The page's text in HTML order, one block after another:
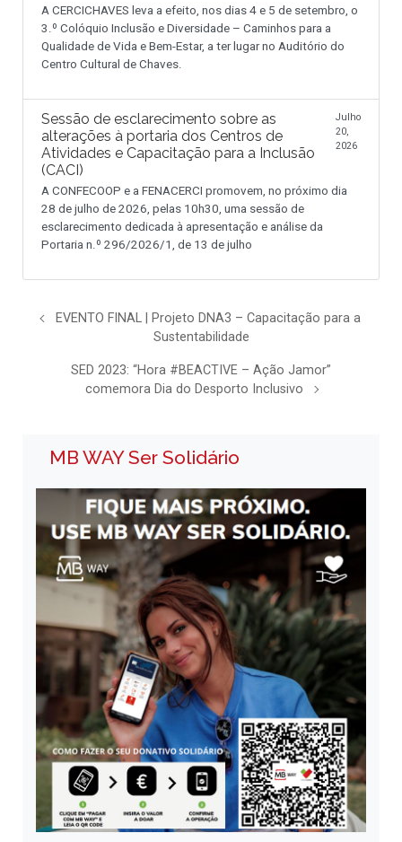
A CERCICHAVES leva a efeito, nos dias 4 e 5 de setembro, o
3.º Colóquio Inclusão e Diversidade – Caminhos para a
Qualidade de Vida e Bem-Estar, a ter lugar no Auditório do
Centro Cultural de Chaves.
Sessão de esclarecimento sobre as
alterações à portaria dos Centros de
Atividades e Capacitação para a Inclusão
(CACI)
Julho
20,
2026
A CONFECOOP e a FENACERCI promovem, no próximo dia
28 de julho de 2026, pelas 10h30, uma sessão de
esclarecimento dedicada à apresentação e análise da
Portaria n.º 296/2026/1, de 13 de julho
EVENTO FINAL | Projeto DNA3 – Capacitação para a
Sustentabilidade
SED 2023: “Hora #BEACTIVE – Ação Jamor”
comemora Dia do Desporto Inclusivo
MB WAY Ser Solidário